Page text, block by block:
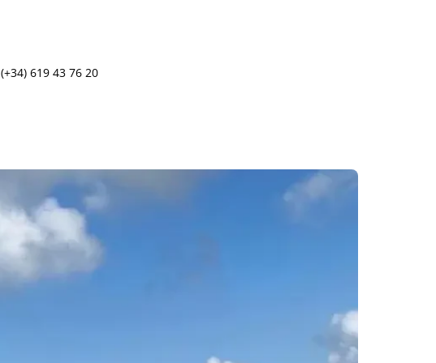
(+34) 619 43 76 20